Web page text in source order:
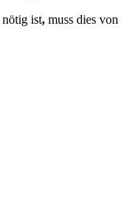
nötig ist, muss dies von